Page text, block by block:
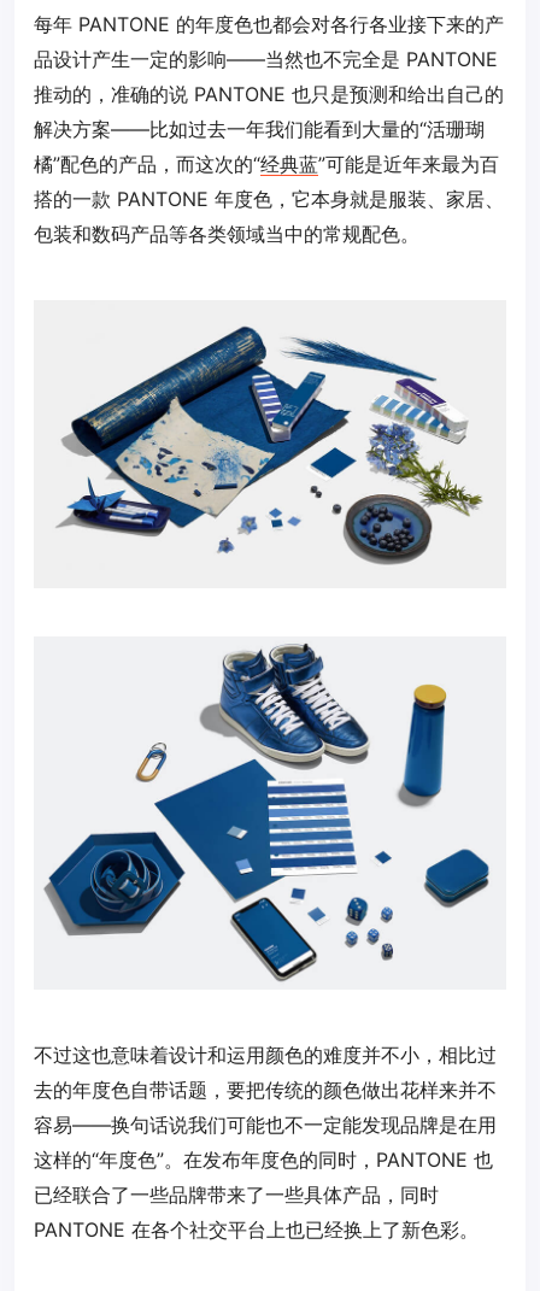
每年 PANTONE 的年度色也都会对各行各业接下来的产
品设计产生一定的影响——当然也不完全是 PANTONE
推动的，准确的说 PANTONE 也只是预测和给出自己的
解决方案——比如过去一年我们能看到大量的“活珊瑚
橘”配色的产品，而这次的“经典蓝”可能是近年来最为百
搭的一款 PANTONE 年度色，它本身就是服装、家居、
包装和数码产品等各类领域当中的常规配色。
不过这也意味着设计和运用颜色的难度并不小，相比过
去的年度色自带话题，要把传统的颜色做出花样来并不
容易——换句话说我们可能也不一定能发现品牌是在用
这样的“年度色”。在发布年度色的同时，PANTONE 也
已经联合了一些品牌带来了一些具体产品，同时
PANTONE 在各个社交平台上也已经换上了新色彩。